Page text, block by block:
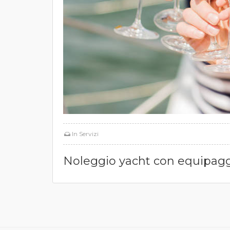
In Servizi
Noleggio yacht con